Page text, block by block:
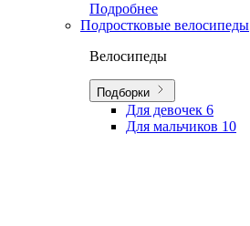
Подробнее
Подростковые велосипеды
Велосипеды
Подборки
Для девочек 6
Для мальчиков 10